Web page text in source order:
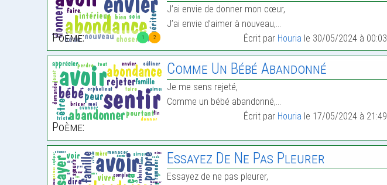
1 2
Poème:
J’ai envie de donner mon cœur,
J’ai envie d’aimer à nouveau,…
Écrit par Houria le 30/05/2024 à 00:03
Poème:
Comme Un Bébé Abandonné
Je me sens rejeté,
Comme un bébé abandonné,…
Écrit par Houria le 17/05/2024 à 21:49
Essayez De Ne Pas Pleurer
Essayez de ne pas pleurer,